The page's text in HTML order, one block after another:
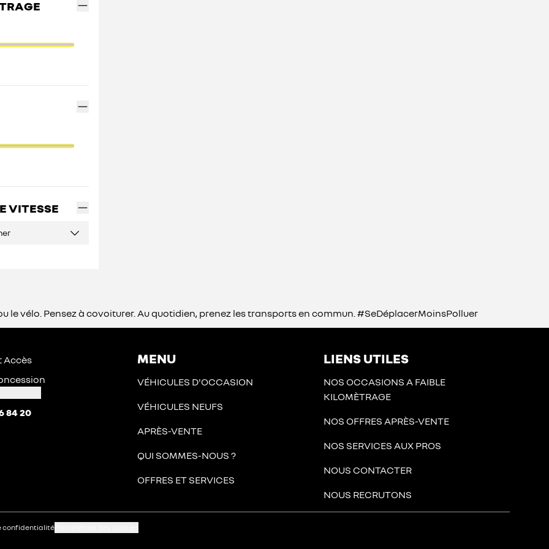
VITESSE
le vélo. Pensez à covoiturer. Au quotidien, prenez les transports en commun. #SeDéplacerMoinsPolluer
Accès
84 20
MENU
VÉHICULES D'OCCASION
VÉHICULES NEUFS
APRÈS-VENTE
QUI SOMMES-NOUS ?
OFFRES ET SERVICES
LIENS UTILES
NOS OCCASIONS A FAIBLE
KILOMÈTRAGE
NOS OFFRES APRÈS-VENTE
NOS SERVICES AUX PROS
NOUS CONTACTER
NOUS RECRUTONS
confidentialité